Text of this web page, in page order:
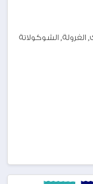
الفرولة, الشوكولاتة